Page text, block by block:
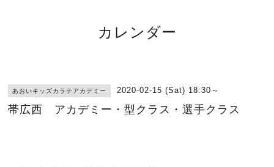
カレンダー
あおいキッズカラテアカデミー 2020-02-15 (Sat) 18:30～
帯広西 アカデミー・型クラス・選手クラス